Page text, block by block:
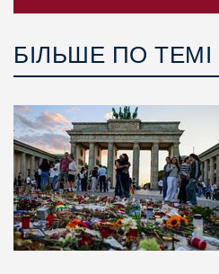
БІЛЬШЕ ПО ТЕМІ